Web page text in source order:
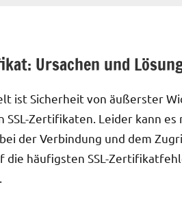
Ursachen und
ist Sicherheit von äußerster
SSL-Zertifikaten. Leider kann
der Verbindung und dem
häufigsten SSL-